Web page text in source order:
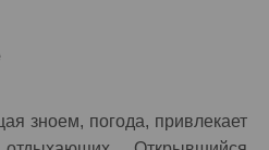
зноем, погода, привлекает